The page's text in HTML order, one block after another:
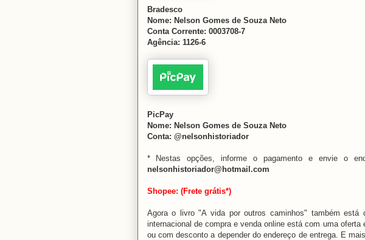
Bradesco
Nome: Nelson Gomes de Souza Neto
Conta Corrente: 0003708-7
Agência: 1126-6
PicPay
Nome: Nelson Gomes de Souza Neto
Conta: @nelsonhistoriador
* Nestas opções, informe o pagamento e envie o
nelsonhistoriador@hotmail.com
Shopee: (Frete grátis*)
Agora o livro "A vida por outros caminhos" também está
internacional de compra e venda online está com uma
ou com desconto a depender do endereço de entrega. E